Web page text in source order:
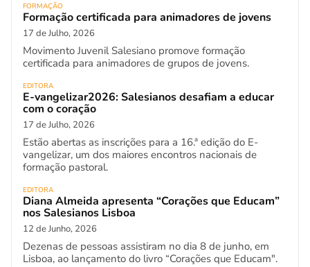
FORMAÇÃO
Formação certificada para animadores de jovens
17 de Julho, 2026
Movimento Juvenil Salesiano promove formação
certificada para animadores de grupos de jovens.
EDITORA
E-vangelizar2026: Salesianos desafiam a educar
com o coração
17 de Julho, 2026
Estão abertas as inscrições para a 16.ª edição do E-
vangelizar, um dos maiores encontros nacionais de
formação pastoral.
EDITORA
Diana Almeida apresenta “Corações que Educam”
nos Salesianos Lisboa
12 de Junho, 2026
Dezenas de pessoas assistiram no dia 8 de junho, em
Lisboa, ao lançamento do livro “Corações que Educam".